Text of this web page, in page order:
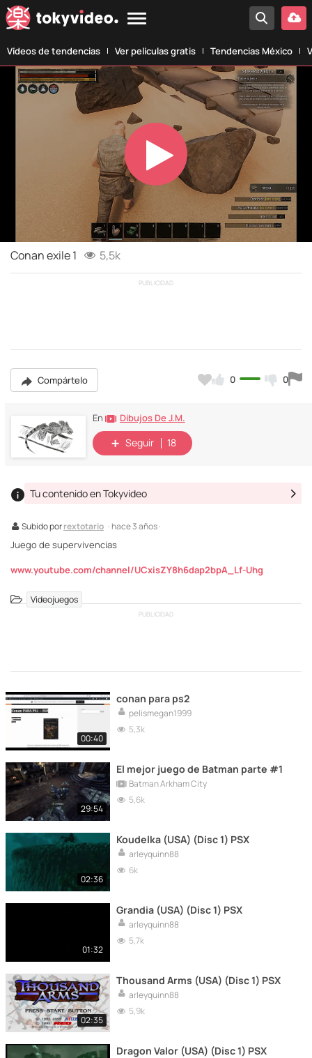
Vídeos de tendencias Ver películas gratis Tendencias México
Play
Video
Conan exile 1 5,5k
PUBLICIDAD
Compártelo 0 0
En Dibujos De J.M.
Seguir 18
Subido porrextotario · hace 3 años ·
Tu contenido en Tokyvideo
Juego de supervivencias
www.youtube.com/channel/UCxisZY8h6dap2bpA_Lf-Uhg
Videojuegos
PUBLICIDAD
00:40
conan para ps2
pelismegan1999
5,3k
29:54
El mejor juego de Batman parte #1
Batman Arkham City
5,6k
02:36
Koudelka (USA) (Disc 1) PSX
arleyquinn88
6k
01:32
Grandia (USA) (Disc 1) PSX
arleyquinn88
5,7k
02:35
Thousand Arms (USA) (Disc 1) PSX
arleyquinn88
5,9k
Dragon Valor (USA) (Disc 1) PSX